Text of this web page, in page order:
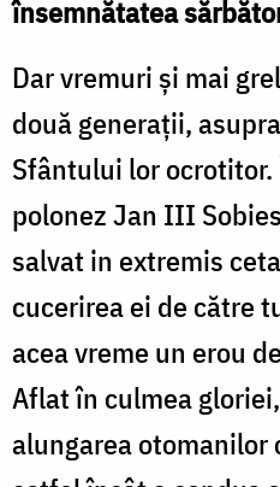
însemnătatea
Dar vremuri și mai
două generații,
Sfântului lor
polonez Jan III
salvat in extremis
cucerirea ei de către
acea vreme un erou
Aflat în culmea
alungarea otomanilor